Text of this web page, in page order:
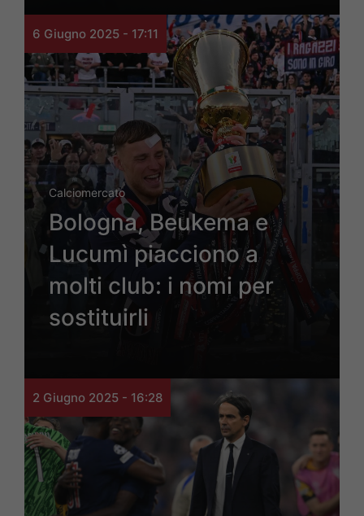
6 Giugno 2025 - 17:11
Calciomercato
Bologna, Beukema e
Lucumì piacciono a
molti club: i nomi per
sostituirli
2 Giugno 2025 - 16:28